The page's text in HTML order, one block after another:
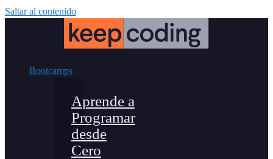
Saltar al contenido
Bootcamps
Aprende a
Programar
desde
Cero